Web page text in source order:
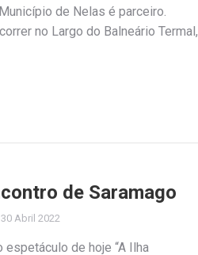
de Nelas é parceiro.
no Largo do Balneário Termal,
de Saramago
30 Abril 2022
de hoje “A Ilha